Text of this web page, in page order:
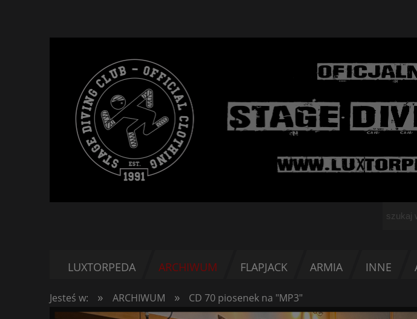
LUXTORPEDA ARCHIWUM FLAPJACK ARMIA INNE
Jesteś w: » ARCHIWUM » CD 70 piosenek na "MP3"